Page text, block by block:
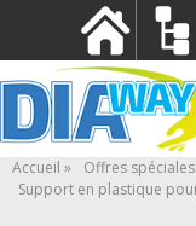
Accueil
Offres spéciales
Support en plastique